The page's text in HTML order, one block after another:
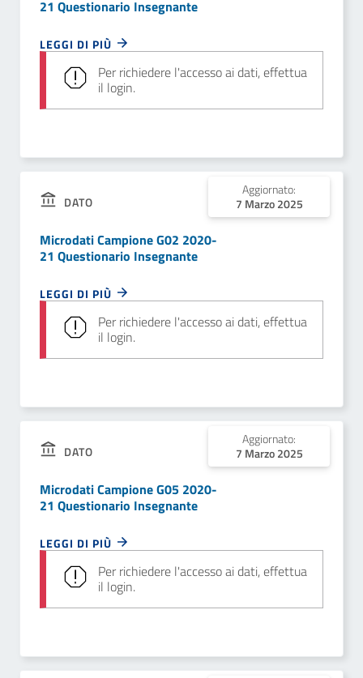
21 Questionario Insegnante
LEGGI DI PIÙ
Per richiedere l'accesso ai dati, effettua
il login.
DATO
Aggiornato:
7 Marzo 2025
Microdati Campione G02 2020-
21 Questionario Insegnante
LEGGI DI PIÙ
Per richiedere l'accesso ai dati, effettua
il login.
DATO
Aggiornato:
7 Marzo 2025
Microdati Campione G05 2020-
21 Questionario Insegnante
LEGGI DI PIÙ
Per richiedere l'accesso ai dati, effettua
il login.